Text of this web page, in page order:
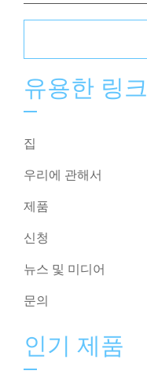
유용한 링크
집
우리에 관해서
제품
신청
뉴스 및 미디어
문의
인기 제품